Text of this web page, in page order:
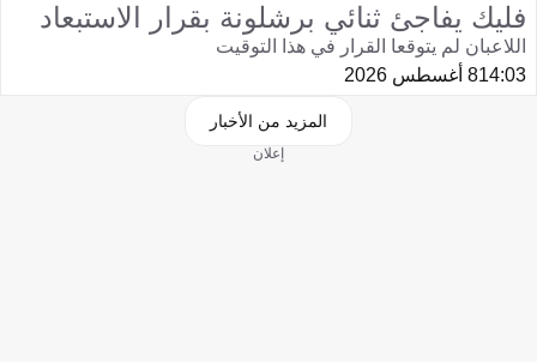
فليك يفاجئ ثنائي برشلونة بقرار الاستبعاد
اللاعبان لم يتوقعا القرار في هذا التوقيت
14:038 أغسطس 2026
المزيد من الأخبار
إعلان